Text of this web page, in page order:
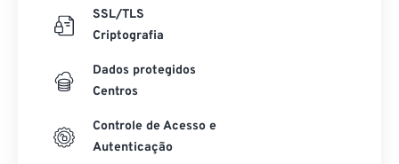
SSL/TLS
Criptografia
Dados protegidos
Centros
Controle de Acesso e
Autenticação